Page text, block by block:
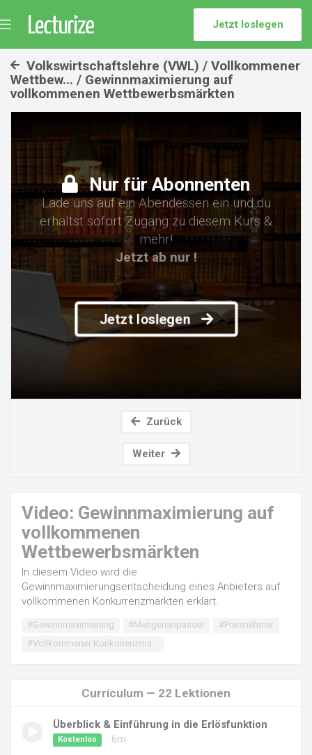
Jetzt loslegen
Volkswirtschaftslehre (VWL) / Vollkommener
Wettbew... / Gewinnmaximierung auf
vollkommenen Wettbewerbsmärkten
Nur für Abonnenten
Lade uns auf ein Abendessen ein und du
erhältst sofort Zugang zu diesem Kurs &
mehr!
Jetzt ab nur !
Jetzt loslegen
Zurück
Weiter
Video: Gewinnmaximierung auf
vollkommenen
Wettbewerbsmärkten
In diesem Video wird die
Gewinnmaximierungsentscheidung eines Anbieters auf
vollkommenen Konkurrenzmärkten erklärt.
#Gewinnmaximierung #Mengenanpasser
#Preisnehmer
#Vollkommener Konkurrenzma...
Curriculum — 22 Lektionen
Überblick & Einführung in die Erlösfunktion
Kostenlos 6m